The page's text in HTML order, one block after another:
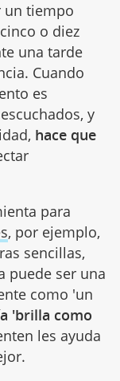
un tiempo
o diez
una tarde
Cuando
es
y
hace que
para
, por ejemplo,
sencillas,
puede ser una
como 'un
'brilla como
les ayuda